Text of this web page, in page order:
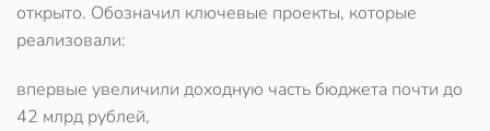
открыто. Обозначил ключевые проекты, которые
реализовали:
впервые увеличили доходную часть бюджета почти до
42 млрд рублей,